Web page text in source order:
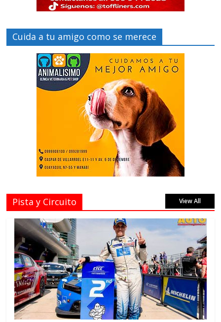
Cuida a tu amigo como se merece
Pista y Circuito View All